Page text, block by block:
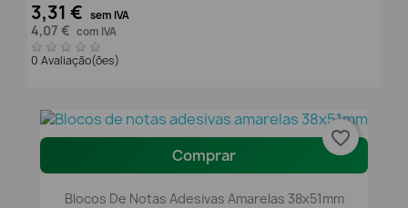
3,31 € sem IVA
4,07 € com IVA
0 Avaliação(ões)
Comprar
Blocos De Notas Adesivas Amarelas 38x51mm
favorite_border